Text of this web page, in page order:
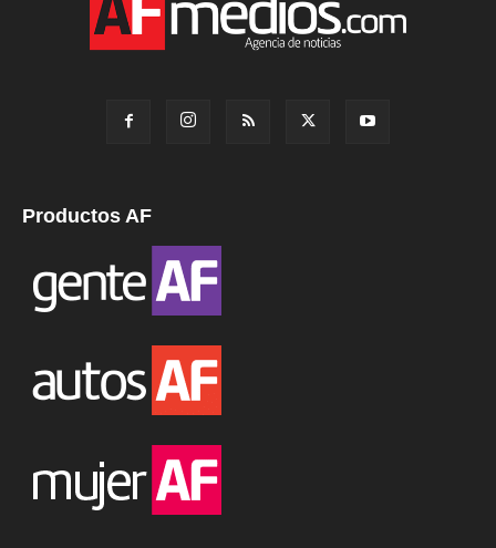
Productos AF